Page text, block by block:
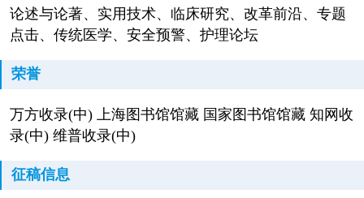
论述与论著、实用技术、临床研究、改革前沿、专题
点击、传统医学、安全预警、护理论坛
荣誉
万方收录(中) 上海图书馆馆藏 国家图书馆馆藏 知网收
录(中) 维普收录(中)
征稿信息